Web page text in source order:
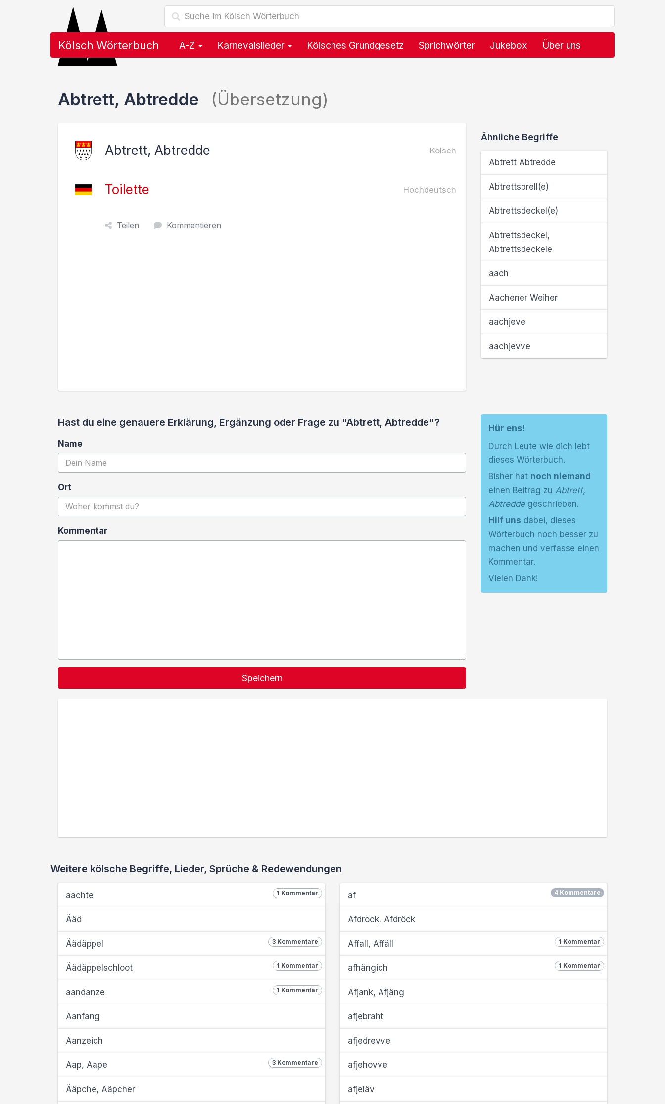
Kölsch Wörterbuch A-Z Karnevalslieder Kölsches Grundgesetz Sprichwörter Jukebox Über uns
Abtrett, Abtredde (Übersetzung)
Abtrett, Abtredde Kölsch
Toilette Hochdeutsch
Teilen Kommentieren
Ähnliche Begriffe
Abtrett Abtredde
Abtrettsbrell(e)
Abtrettsdeckel(e)
Abtrettsdeckel,
Abtrettsdeckele
aach
Aachener Weiher
aachjeve
aachjevve
Hast du eine genauere Erklärung, Ergänzung oder Frage zu "Abtrett, Abtredde"?
Name
Ort
Kommentar
Speichern
Hür ens!
Durch Leute wie dich lebt
dieses Wörterbuch.
Bisher hat noch niemand
einen Beitrag zu Abtrett,
Abtreddegeschrieben.
Hilf uns dabei, dieses
Wörterbuch noch besser zu
machen und verfasse einen
Kommentar.
Vielen Dank!
Weitere kölsche Begriffe, Lieder, Sprüche & Redewendungen
1 Kommentar
aachte
Ääd
3 Kommentare
Äädäppel
1 Kommentar
Äädäppelschloot
1 Kommentar
aandanze
Aanfang
Aanzeich
3 Kommentare
Aap, Aape
Ääpche, Aäpcher
4 Kommentare
af
Afdrock, Afdröck
1 Kommentar
Affall, Affäll
1 Kommentar
afhängich
Afjank, Afjäng
afjebraht
afjedrevve
afjehovve
afjeläv